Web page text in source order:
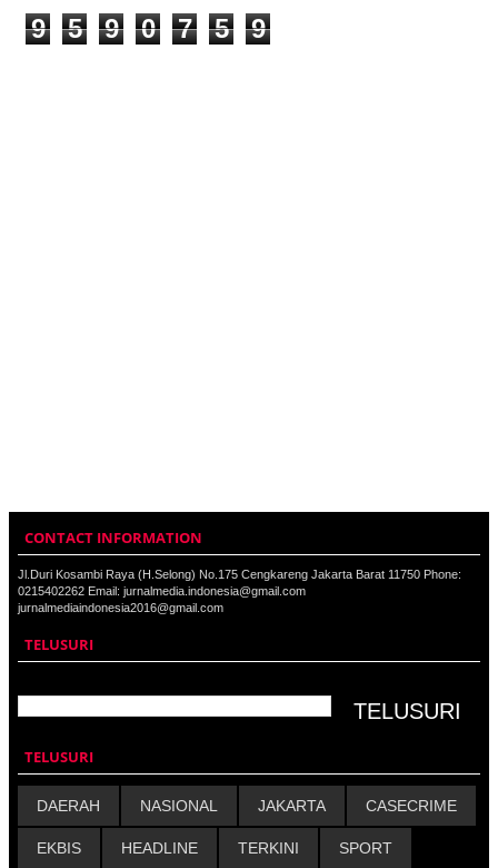
9 5 9 0 7 5 9
CONTACT INFORMATION
Jl.Duri Kosambi Raya (H.Selong) No.175 Cengkareng Jakarta Barat 11750 Phone:
0215402262 Email: jurnalmedia.indonesia@gmail.com
jurnalmediaindonesia2016@gmail.com
TELUSURI
TELUSURI
DAERAH NASIONAL JAKARTA CASECRIME
EKBIS HEADLINE TERKINI SPORT